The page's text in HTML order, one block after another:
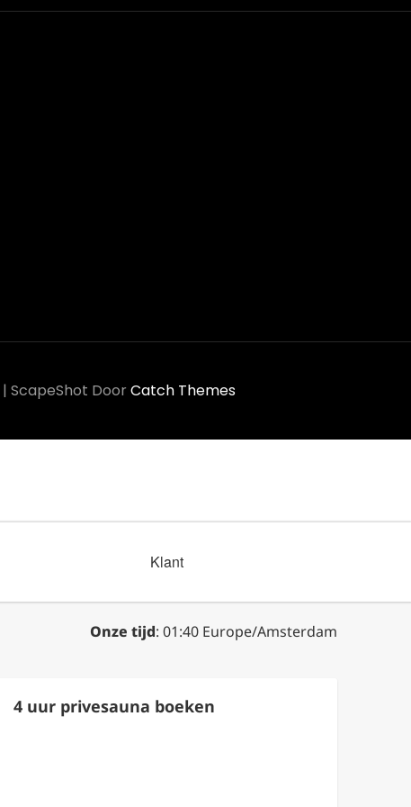
| ScapeShot DoorCatch Themes